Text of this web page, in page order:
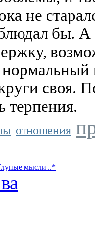
не
бы.
своя.
терпения.
отношения
мысли...*